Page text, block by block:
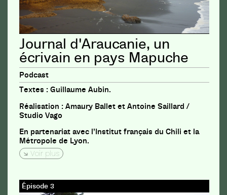
Journal d'Araucanie, un
écrivain en pays Mapuche
Podcast
Textes : Guillaume Aubin.
Réalisation : Amaury Ballet et Antoine Saillard /
Studio Vago
En partenariat avec l’Institut français du Chili et la
Métropole de Lyon.
Voir plus
Épisode 3